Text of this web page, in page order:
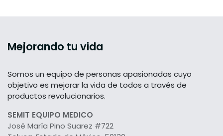
Mejorando tu vida
Somos un equipo de personas apasionadas cuyo
objetivo es mejorar la vida de todos a través de
productos revolucionarios.
SEMIT EQUIPO MEDICO
José María Pino Suarez #722